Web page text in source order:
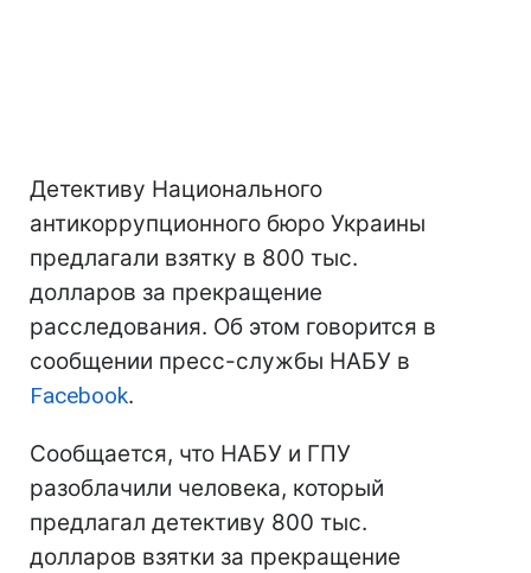
Детективу Национального
антикоррупционного бюро Украины
предлагали взятку в 800 тыс.
долларов за прекращение
расследования. Об этом говорится в
сообщении пресс-службы НАБУ в
Facebook.
Сообщается, что НАБУ и ГПУ
разоблачили человека, который
предлагал детективу 800 тыс.
долларов взятки за прекращение